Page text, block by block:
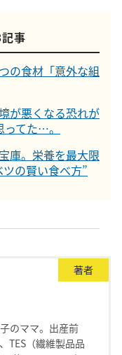
記事
の食材「意外な組
が悪くなる恐れが
てた…。
庫。栄養を最大限
の賢い食べ方”
著者
のママ。出産前
TES（繊維製品品